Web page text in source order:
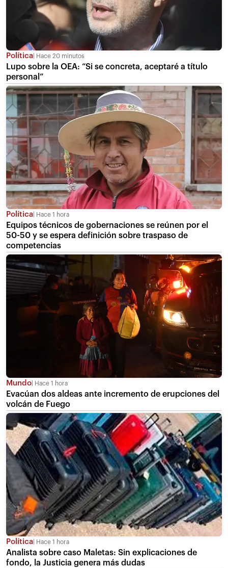
Política Hace 20 minutos
Lupo sobre la OEA: “Si se concreta, aceptaré a título
personal”
Política Hace 1 hora
Equipos técnicos de gobernaciones se reúnen por el
50-50 y se espera definición sobre traspaso de
competencias
Mundo Hace 1 hora
Evacúan dos aldeas ante incremento de erupciones del
volcán de Fuego
Política Hace 1 hora
Analista sobre caso Maletas: Sin explicaciones de
fondo, la Justicia genera más dudas